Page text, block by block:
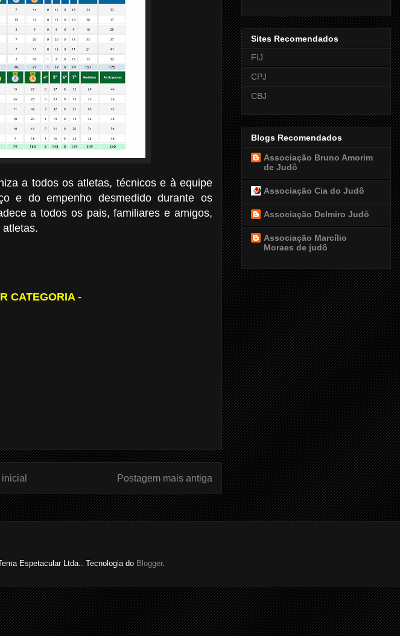
a todos os atletas, técnicos e à equipe
e do empenho desmedido durante os
a todos os pais, familiares e amigos,
CATEGORIA -
Postagem mais antiga
Sites Recomendados
FIJ
CPJ
CBJ
Blogs Recomendados
Associação Bruno Amorim
de Judô
Associação Cia do Judô
Associação Delmiro Judô
Associação Marcílio
Moraes de judô
Espetacular Ltda.. Tecnologia do Blogger.